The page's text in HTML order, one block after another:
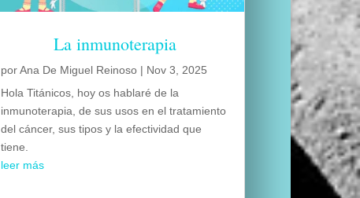
La inmunoterapia
porAna De Miguel Reinoso | Nov 3, 2025
Hola Titánicos, hoy os hablaré de la
inmunoterapia, de sus usos en el tratamiento
del cáncer, sus tipos y la efectividad que
tiene.
leer más